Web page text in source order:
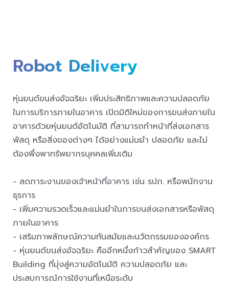
Robot Delivery
หุ่นยนต์ขนส่งอัจฉริยะ เพิ่มประสิทธิภาพและความปลอดภัย
ในการบริการภายในอาคาร เปิดมิติใหม่ของการขนส่งภายใน
อาคารด้วยหุ่นยนต์อัตโนมัติ ที่สามารถทำหน้าที่ส่งเอกสาร
พัสดุ หรือสิ่งของต่างๆ ได้อย่างแม่นยำ ปลอดภัย และไม่
ต้องพึ่งพาทรัพยากรบุคคลเพิ่มเติม
- ลดภาระงานของเจ้าหน้าที่อาคาร เช่น รปภ. หรือพนักงาน
ธุรการ
- เพิ่มความรวดเร็วและแม่นยำในการขนส่งเอกสารหรือพัสดุ
ภายในอาคาร
- เสริมภาพลักษณ์ความทันสมัยและนวัตกรรมขององค์กร
- หุ่นยนต์ขนส่งอัจฉริยะ คืออีกหนึ่งก้าวสำคัญของ SMART
Building ที่มุ่งสู่ความอัตโนมัติ ความปลอดภัย และ
ประสบการณ์การใช้งานที่เหนือระดับ